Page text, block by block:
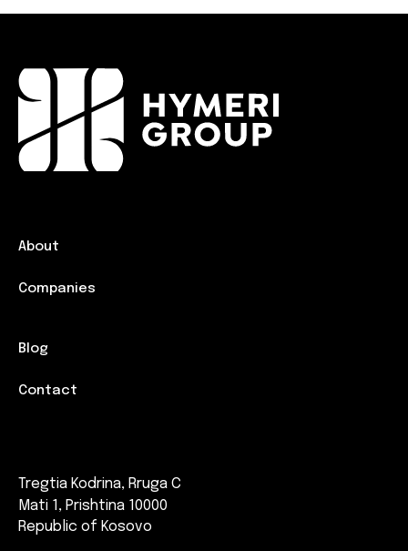
About
Companies
Blog
Contact
Tregtia Kodrina, Rruga C
Mati 1, Prishtina 10000
Republic of Kosovo